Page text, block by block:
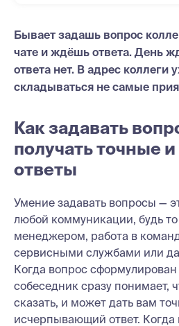
Бывает задашь вопрос
чате и ждёшь ответа. День
ответа нет. В адрес коллеги
складываться не самые
Как задавать
получать точные
ответы
Умение задавать вопросы —
любой коммуникации, будь
менеджером, работа в
сервисными службами или
Когда вопрос сформулирован
собеседник сразу понимает,
сказать, и может дать вам
исчерпывающий ответ.